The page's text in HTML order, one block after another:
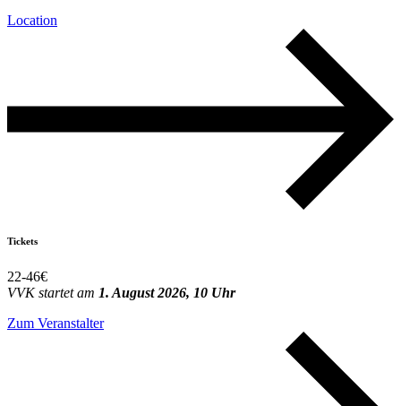
Location
Tickets
22-46€
VVK startet am 1. August 2026, 10 Uhr
Zum Veranstalter